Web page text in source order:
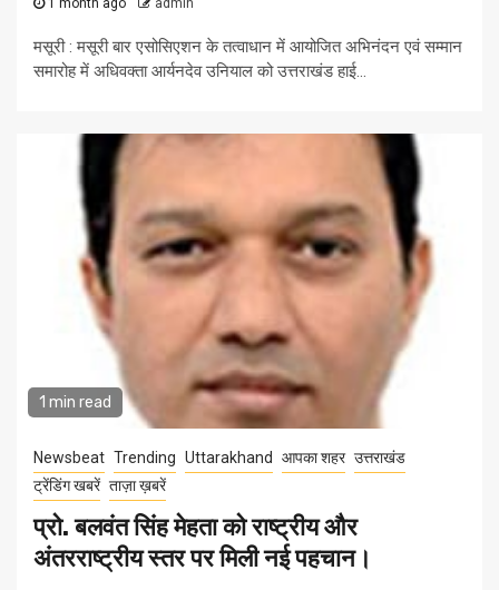
1 month ago admin
मसूरी : मसूरी बार एसोसिएशन के तत्वाधान में आयोजित अभिनंदन एवं सम्मान
समारोह में अधिवक्ता आर्यनदेव उनियाल को उत्तराखंड हाई...
1 min read
Newsbeat Trending Uttarakhand आपका शहर उत्तराखंड
ट्रेंडिंग खबरें ताज़ा ख़बरें
प्रो. बलवंत सिंह मेहता को राष्ट्रीय और
अंतरराष्ट्रीय स्तर पर मिली नई पहचान।